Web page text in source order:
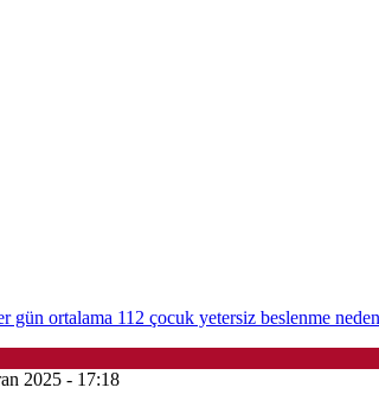
gün ortalama 112 çocuk yetersiz beslenme
2025 - 17:18